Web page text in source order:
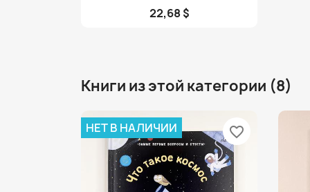
22,68 $
Книги из этой категории (8)
НЕТ В НАЛИЧИИ favorite_border